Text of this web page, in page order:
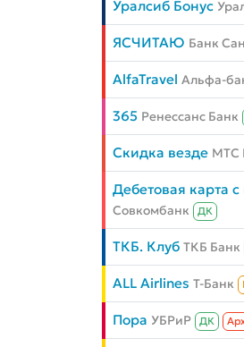
Уралсиб Бонус
ЯСЧИТАЮ Банк
AlfaTravel Альфа-
365 Ренессанс Банк
Скидка везде МТС
Дебетовая карта
Совкомбанк ДК
ТКБ. Клуб ТКБ Банк
ALL Airlines Т-Банк
Пора УБРиР ДК